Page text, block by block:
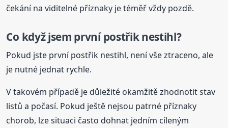
čekání na viditelné příznaky je téměř vždy pozdě.
Co když jsem první postřik nestihl?
Pokud jste první postřik nestihl, není vše ztraceno, ale
je nutné jednat rychle.
V takovém případě je důležité okamžitě zhodnotit stav
listů a počasí. Pokud ještě nejsou patrné příznaky
chorob, lze situaci často dohnat jedním cíleným